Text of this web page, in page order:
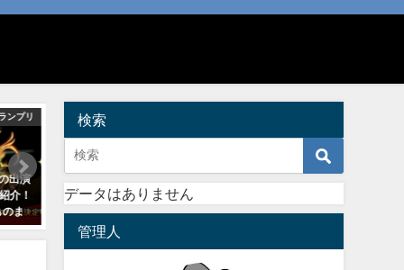
ンプリ
出演
介！
のま
プロフィール・学歴がヤバすぎ
る！？【あいつ今何してる?】
2020年1月26日
酬(給料)は？
検索
データはありません
管理人